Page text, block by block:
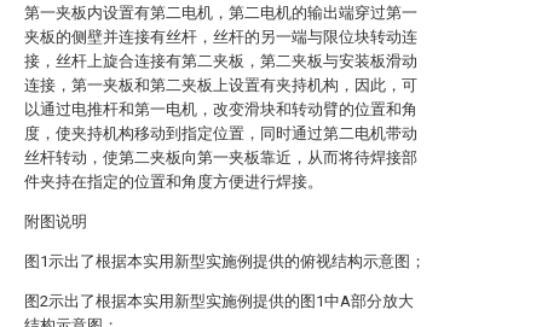
第一夹板内设置有第二电机，第二电机的输出端穿过第一
夹板的侧壁并连接有丝杆，丝杆的另一端与限位块转动连
接，丝杆上旋合连接有第二夹板，第二夹板与安装板滑动
连接，第一夹板和第二夹板上设置有夹持机构，因此，可
以通过电推杆和第一电机，改变滑块和转动臂的位置和角
度，使夹持机构移动到指定位置，同时通过第二电机带动
丝杆转动，使第二夹板向第一夹板靠近，从而将待焊接部
件夹持在指定的位置和角度方便进行焊接。
附图说明
图1示出了根据本实用新型实施例提供的俯视结构示意图；
图2示出了根据本实用新型实施例提供的图1中A部分放大